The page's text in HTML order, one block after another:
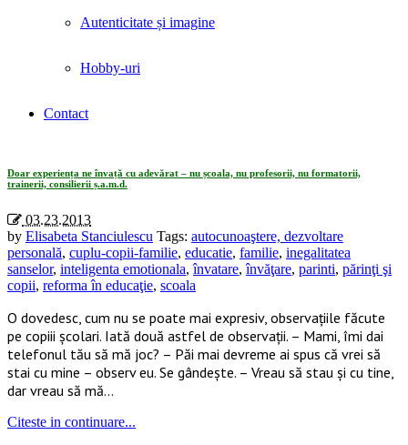
Autenticitate și imagine
Hobby-uri
Contact
Doar experiența ne învață cu adevărat – nu școala, nu profesorii, nu formatorii,
trainerii, consilierii ș.a.m.d.
03.23.2013
by Elisabeta Stanciulescu Tags: autocunoaştere, dezvoltare
personală, cuplu-copii-familie, educatie, familie, inegalitatea
sanselor, inteligenta emotionala,învatare,învăţare, parinti, părinţi şi
copii, reforma în educaţie, scoala
O dovedesc, cum nu se poate mai expresiv, observațiile făcute
pe copiii școlari. Iată două astfel de observații. – Mami, îmi dai
telefonul tău să mă joc? – Păi mai devreme ai spus că vrei să
stai cu mine – observ eu. Se gândește. – Vreau să stau și cu tine,
dar vreau să mă…
Citeste in continuare...